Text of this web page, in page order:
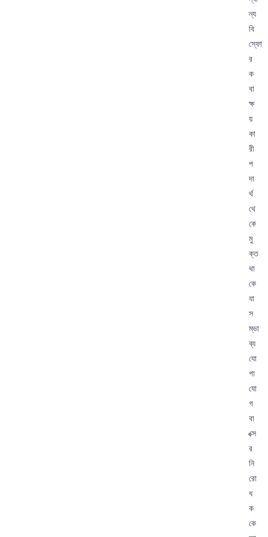
ন্য
বি
স্ফো
র
ক
বা
ক্ষ
য়
কা
রী
প
দা
র্থ
থে
কে
মু
ক্ত
থা
কে
যা
স
ম্ভা
ব্য
যো
গা
যো
গ
বা
ক্সে
র
নি
রো
ধ
ক
কে